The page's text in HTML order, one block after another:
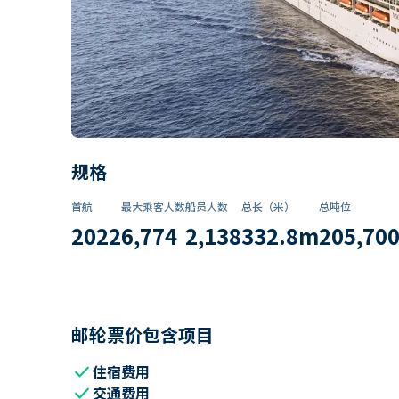
规格
首航
2022
最大乘客人数
6,774
船员人数
2,138
总长（米）
332.8m
总吨位
205,700
邮轮票价包含项目
check住宿费用
check 交通费用